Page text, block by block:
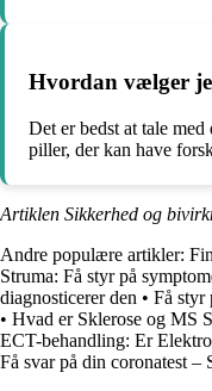
Hvordan vælger
Det er bedst at tale
piller, der kan have
Artiklen Sikkerhed og
Andre populære artikler:
Struma: Få styr på
diagnosticerer den • Få styr
• Hvad er Sklerose og MS
ECT-behandling: Er
Få svar på din coronatest –